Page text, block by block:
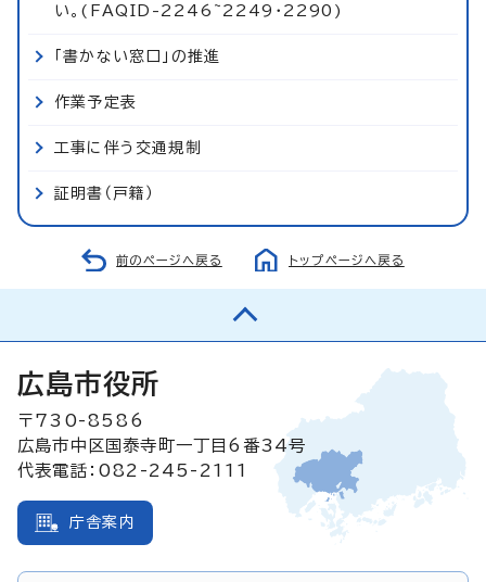
い。(FAQID-2246~2249・2290)
「書かない窓口」の推進
作業予定表
工事に伴う交通規制
証明書（戸籍）
前のページへ戻る トップページへ戻る
広島市役所
〒730-8586
広島市中区国泰寺町一丁目6番34号
代表電話：082-245-2111
庁舎案内